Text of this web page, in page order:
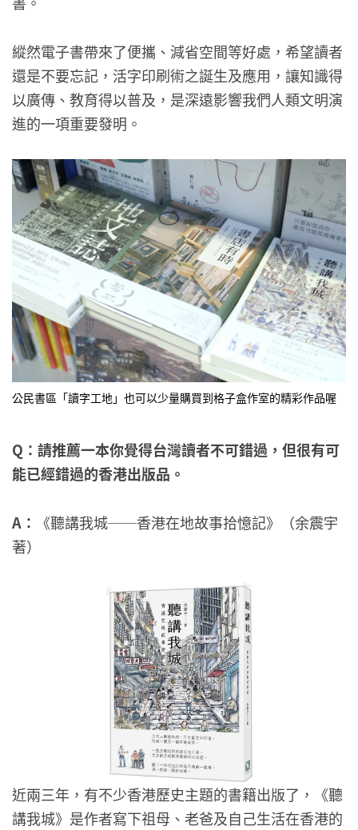
縱然電子書帶來了便攜、減省空間等好處，希望讀者
還是不要忘記，活字印刷術之誕生及應用，讓知識得
以廣傳、教育得以普及，是深遠影響我們人類文明演
進的一項重要發明。
公民書區「讀字工地」也可以少量購買到格子盒作室的精彩作品喔
Q ：請推薦一本你覺得台灣讀者不可錯過，但很有可
能已經錯過的香港出版品。
A ：
《聽講我城──香港在地故事拾憶記》（余震宇
著）
近兩三年，有不少香港歷史主題的書籍出版了，《聽
講我城》是作者寫下祖母、老爸及自己生活在香港的